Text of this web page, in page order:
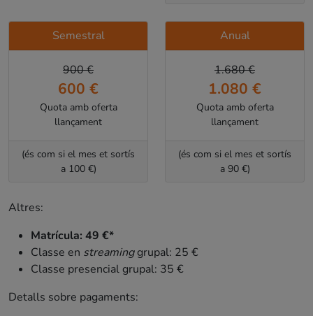
Semestral
900 €
600 €
Quota amb oferta
llançament
(és com si el mes et sortís
a 100 €)
Anual
1.680 €
1.080 €
Quota amb oferta
llançament
(és com si el mes et sortís
a 90 €)
Altres:
Matrícula: 49 €*
Classe en streaminggrupal: 25 €
Classe presencial grupal: 35 €
Detalls sobre pagaments: